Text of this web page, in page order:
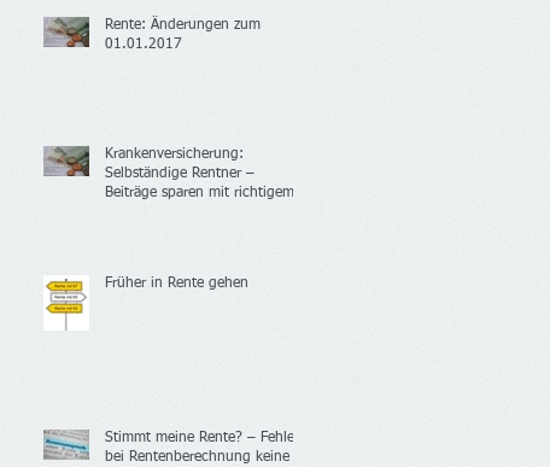
Rente: Änderungen zum
01.01.2017
Krankenversicherung:
Selbständige Rentner –
Beiträge sparen mit richtigem
Früher in Rente gehen
Stimmt meine Rente? – Fehler
bei Rentenberechnung keine